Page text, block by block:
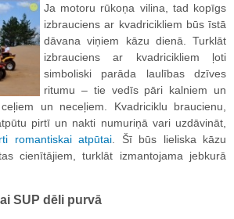
Ja motoru rūkoņa vilina, tad kopīgs
izbrauciens ar kvadricikliem būs īstā
dāvana viņiem kāzu dienā. Turklāt
izbrauciens ar kvadricikliem ļoti
simboliski parāda laulības dzīves
ritumu – tie vedīs pāri kalniem un
un neceļiem. Kvadriciklu braucienu,
pirtī un nakti numuriņā vari uzdāvināt,
romantiskai atpūtai. Šī būs lieliska kāzu
cienītājiem, turklāt izmantojama jebkurā
SUP dēli purvā